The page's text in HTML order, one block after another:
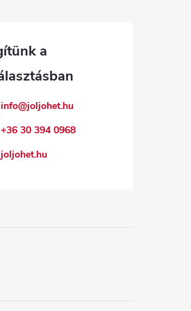
info@joljohet.hu
+36 30 394 0968
joljohet.hu